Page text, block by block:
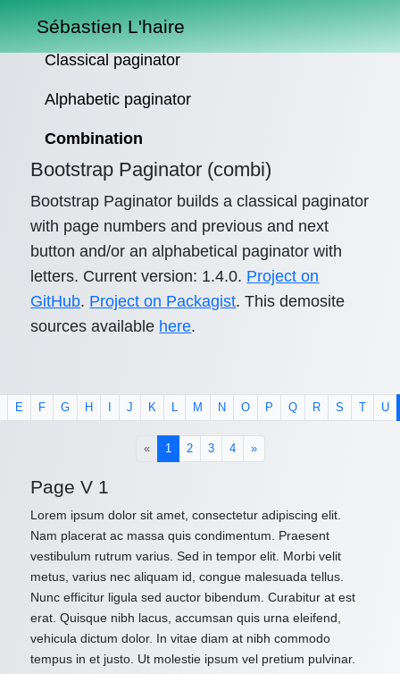
Sébastien L'haire
Classical paginator
Alphabetic paginator
Combination
Bootstrap Paginator (combi)
Bootstrap Paginator builds a classical paginator
with page numbers and previous and next
button and/or an alphabetical paginator with
letters. Current version: 1.4.0. Project on
GitHub. Project on Packagist. This demosite
sources available here.
E F G H J K L M N O P Q R S U
« 1 (current)
2 3 4 »
Page V 1
Lorem ipsum dolor sit amet, consectetur adipiscing elit.
Nam placerat ac massa quis condimentum. Praesent
vestibulum rutrum varius. Sed in tempor elit. Morbi velit
metus, varius nec aliquam id, congue malesuada tellus.
Nunc efficitur ligula sed auctor bibendum. Curabitur at est
erat. Quisque nibh lacus, accumsan quis urna eleifend,
vehicula dictum dolor. In vitae diam at nibh commodo
tempus in et justo. Ut molestie ipsum vel pretium pulvinar.